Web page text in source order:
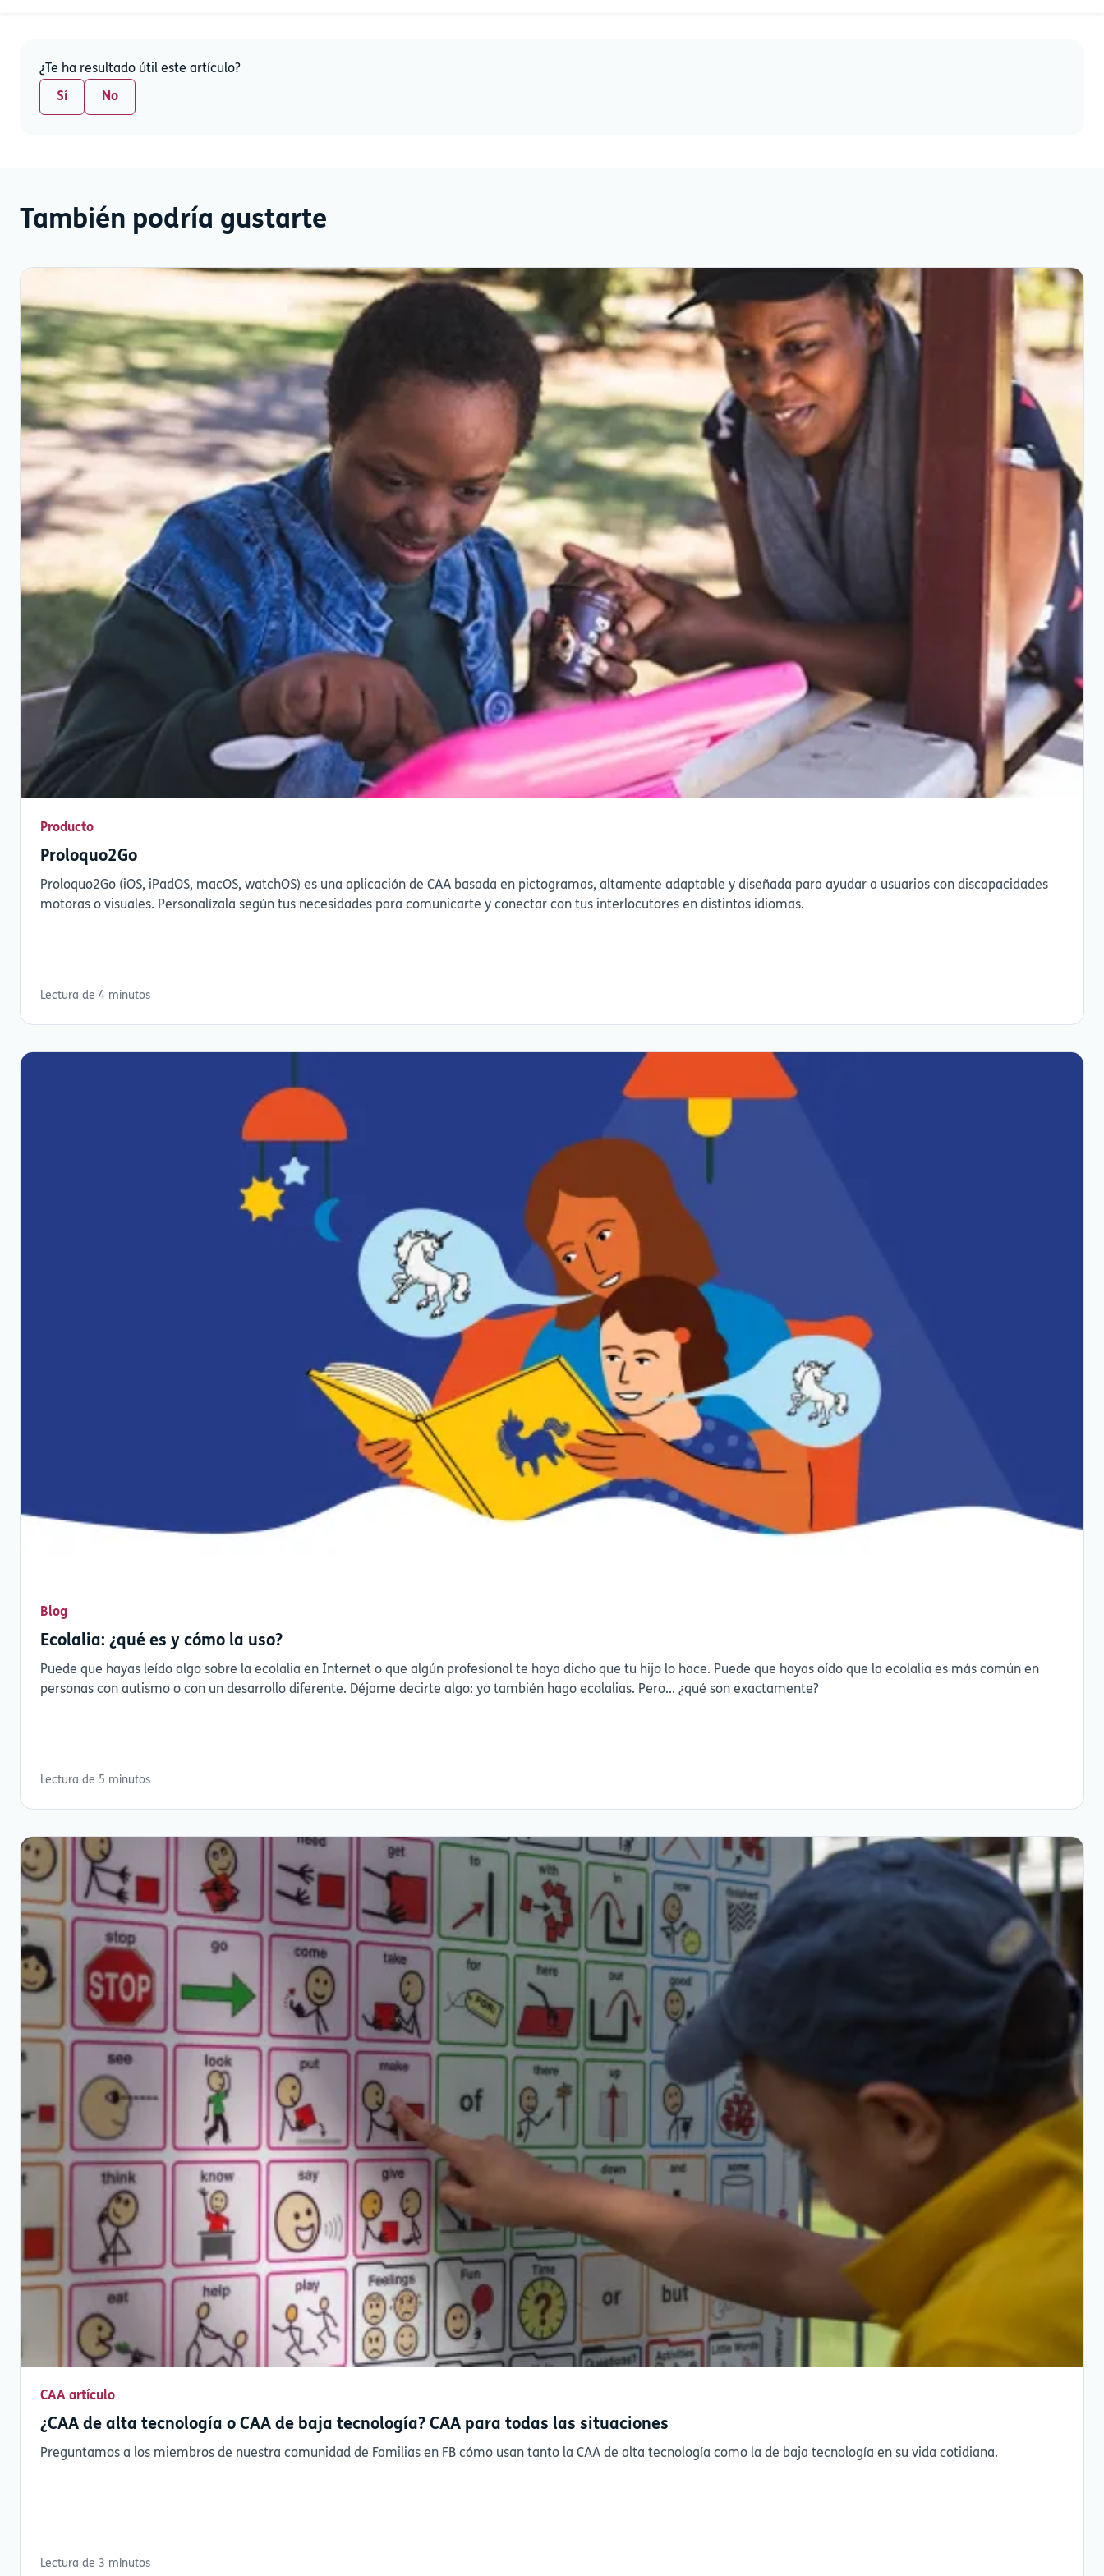
¿Te ha resultado útil este artículo?
Sí No
También podría gustarte
Producto
Proloquo2Go
Proloquo2Go (iOS, iPadOS, macOS, watchOS) es una aplicación de CAA basada en pictogramas, altamente adaptable y diseñada para ayudar a usuarios con discapacidades
motoras o visuales. Personalízala según tus necesidades para comunicarte y conectar con tus interlocutores en distintos idiomas.
Lectura de 4 minutos
Blog
Ecolalia: ¿qué es y cómo la uso?
Puede que hayas leído algo sobre la ecolalia en Internet o que algún profesional te haya dicho que tu hijo lo hace. Puede que hayas oído que la ecolalia es más común en
personas con autismo o con un desarrollo diferente. Déjame decirte algo: yo también hago ecolalias. Pero... ¿qué son exactamente?
Lectura de 5 minutos
CAA artículo
¿CAA de alta tecnología o CAA de baja tecnología? CAA para todas las situaciones
Preguntamos a los miembros de nuestra comunidad de Familias en FB cómo usan tanto la CAA de alta tecnología como la de baja tecnología en su vida cotidiana.
Lectura de 3 minutos